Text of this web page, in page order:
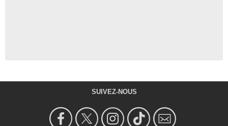
SUIVEZ-NOUS